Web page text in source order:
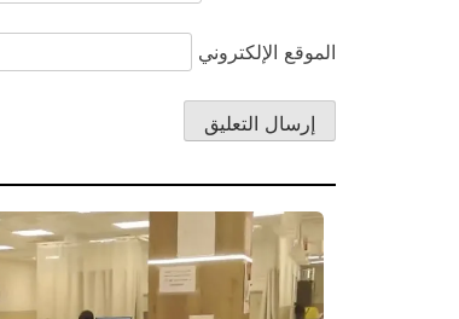
الموقع الإلكتروني